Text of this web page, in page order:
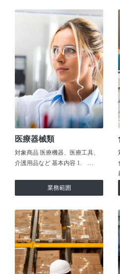
医療器械類
対象商品 医療機器、医療工具、
介護用品など 基本内容 1. …
業務範囲